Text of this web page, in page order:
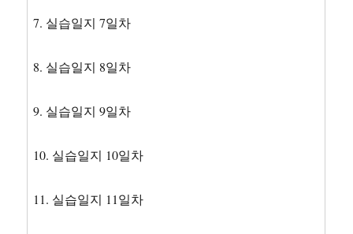
7. 실습일지 7일차
8. 실습일지 8일차
9. 실습일지 9일차
10. 실습일지 10일차
11. 실습일지 11일차